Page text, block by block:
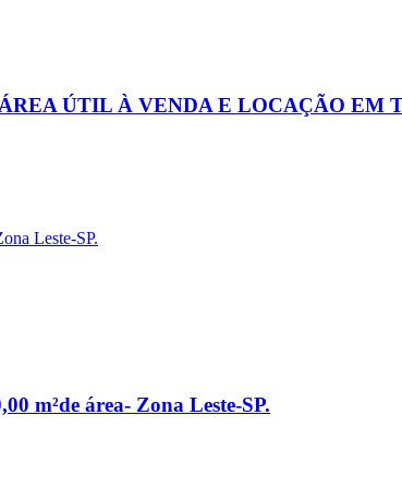
ÚTIL À VENDA E LOCAÇÃO EM
m²de área- Zona Leste-SP.